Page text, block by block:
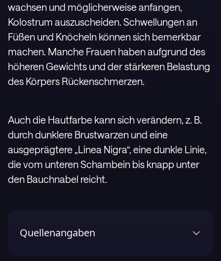
wachsen und möglicherweise anfangen,
Kolostrum auszuscheiden. Schwellungen an
Füßen und Knöcheln können sich bemerkbar
machen. Manche Frauen haben aufgrund des
höheren Gewichts und der stärkeren Belastung
des Körpers Rückenschmerzen.
Auch die Hautfarbe kann sich verändern, z. B.
durch dunklere Brustwarzen und eine
ausgeprägtere „Linea Nigra“, eine dunkle Linie,
die vom unteren Schambein bis knapp unter
den Bauchnabel reicht.
Quellenangaben